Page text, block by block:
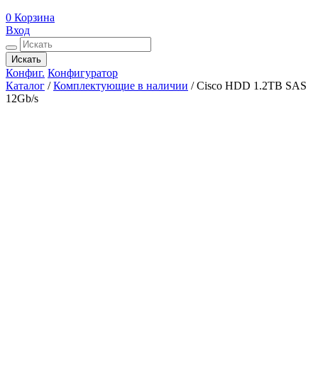
0 Корзина
Вход
Искать
Конфиг. Конфигуратор
Каталог /Комплектующие в наличии /Cisco HDD 1.2TB SAS
12Gb/s